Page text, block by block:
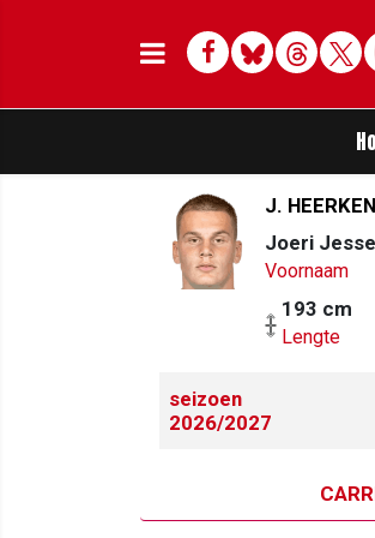
Facebook
BlueskyThreads
J.
Joeri Jesse
Voornaam
193 cm
Lengte
seizoen
2026/2027